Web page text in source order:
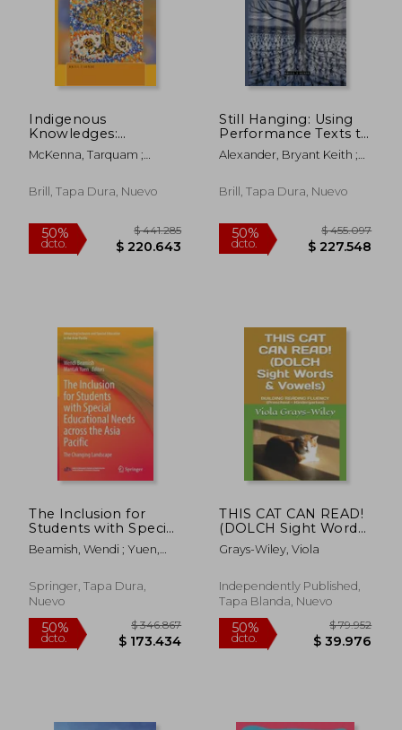
50%
dcto. $ 196.453
50%
dcto.
50%
dcto. $ 201.076 dcto.
Indigenous
Knowledges:
Privileging Our Voices
(en Inglés)
McKenna, Tarquam ;
Pat
Brill, Tapa Dura, Nuevo
Still Hanging: Using
Performance Texts to
Deconstruct Racism
(en Inglés)
Alexander, Bryant Keith ;
Brill, Tapa Dura, Nuevo
The Inclusion for
Students with Special
Educational Needs
Across the Asia
Landscape (en Inglés)
Beamish, Wendi ; Yuen,
Springer, Tapa Dura,
Nuevo
THIS CAT CAN READ!
(DOLCH Sight Words
& Vowels): BUILDING
READING FLUENCY
Kindergarten) (en
Inglés)
Grays-Wiley, Viola
Independently Published,
Tapa Blanda, Nuevo